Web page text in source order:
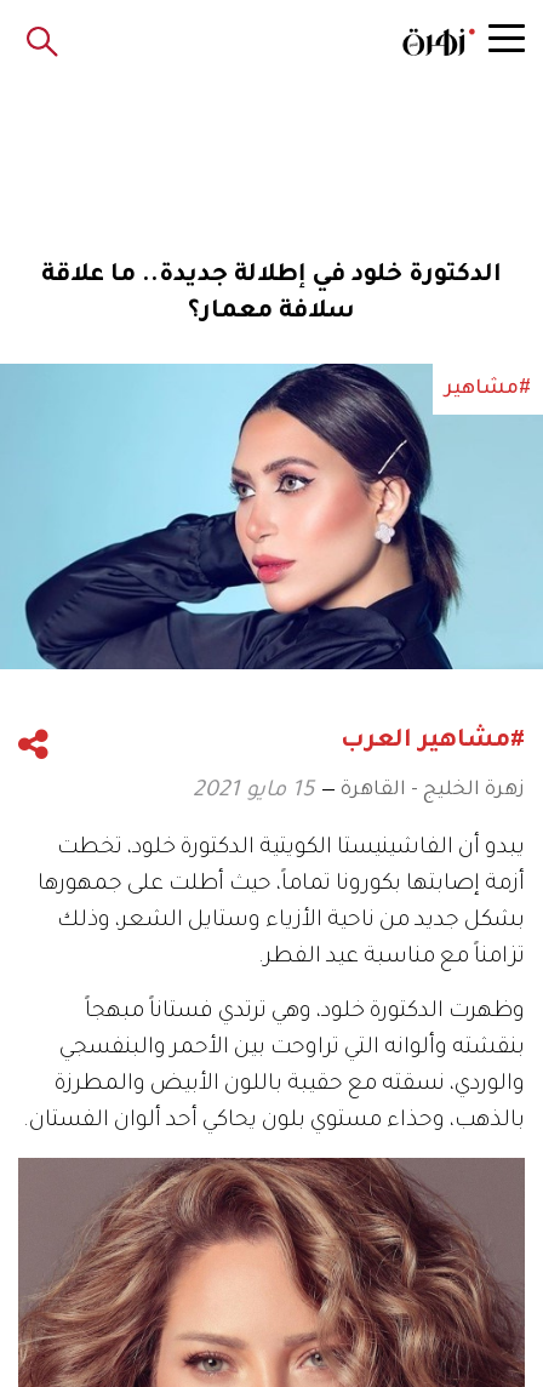
الدكتورة خلود في إطلالة جديدة.. ما علاقة
سلافة معمار؟
#مشاهير
#مشاهير العرب
زهرة الخليج - القاهرة 15 مايو 2021
يبدو أن الفاشينيستا الكويتية الدكتورة خلود، تخطت
أزمة إصابتها بكورونا تماماً، حيث أطلت على جمهورها
بشكل جديد من ناحية الأزياء وستايل الشعر، وذلك
تزامناً مع مناسبة عيد الفطر.
وظهرت الدكتورة خلود، وهي ترتدي فستاناً مبهجاً
بنقشته وألوانه التي تراوحت بين الأحمر والبنفسجي
والوردي، نسقته مع حقيبة باللون الأبيض والمطرزة
بالذهب، وحذاء مستوي بلون يحاكي أحد ألوان الفستان.